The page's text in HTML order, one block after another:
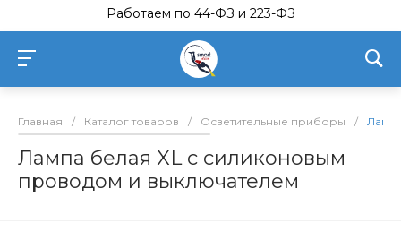
Работаем по 44-ФЗ и 223-ФЗ
Главная / Каталог товаров / Осветительные приборы /
Лампа белая XL с силиконовым
проводом и выключателем